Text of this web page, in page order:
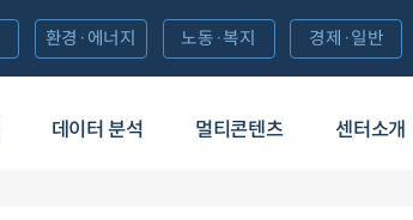
데이터 분석 멀티콘텐츠 센터소개
환경·에너지 노동·복지 경제·일반